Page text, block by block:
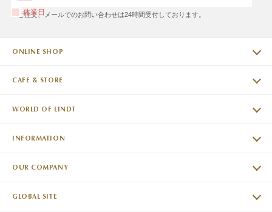
休業日
※ご注文、メールでのお問い合わせは24時間受付しております。
ONLINE SHOP
CAFE & STORE
WORLD OF LINDT
INFORMATION
OUR COMPANY
GLOBAL SITE